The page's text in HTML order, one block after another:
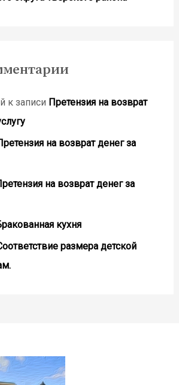
к записи Претензия на возврат
на возврат денег за
на возврат денег за
кухня
размера детской